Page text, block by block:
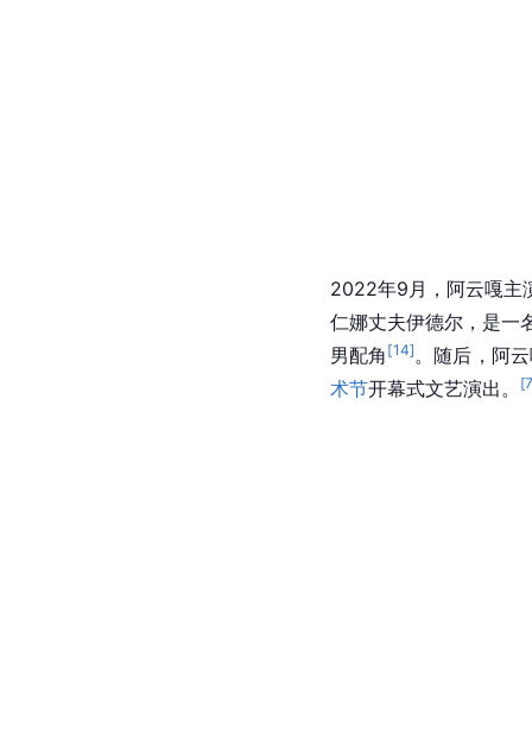
2022年9月，阿云嘎主
仁娜丈夫伊德尔，是一
男配角 [14]。随后，阿
术节开幕式文艺演出。 [